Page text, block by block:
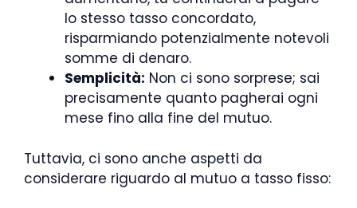
lo stesso tasso concordato,
risparmiando potenzialmente notevoli
somme di denaro.
Semplicità: Non ci sono sorprese; sai
precisamente quanto pagherai ogni
mese fino alla fine del mutuo.
Tuttavia, ci sono anche aspetti da
considerare riguardo al mutuo a tasso fisso: